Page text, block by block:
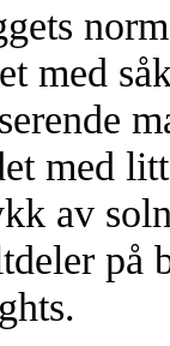
med
med
av
på